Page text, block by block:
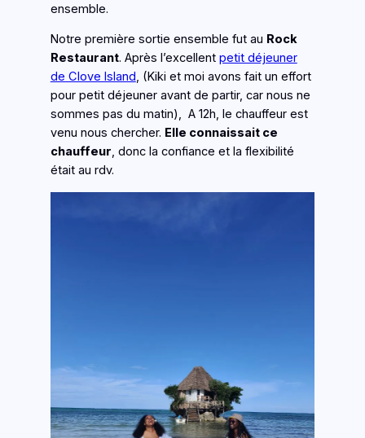
ensemble.
Notre première sortie ensemble fut au Rock
Restaurant. Après l’excellent petit déjeuner
de Clove Island, (Kiki et moi avons fait un effort
pour petit déjeuner avant de partir, car nous ne
sommes pas du matin), A 12h, le chauffeur est
venu nous chercher. Elle connaissait ce
chauffeur, donc la confiance et la flexibilité
était au rdv.